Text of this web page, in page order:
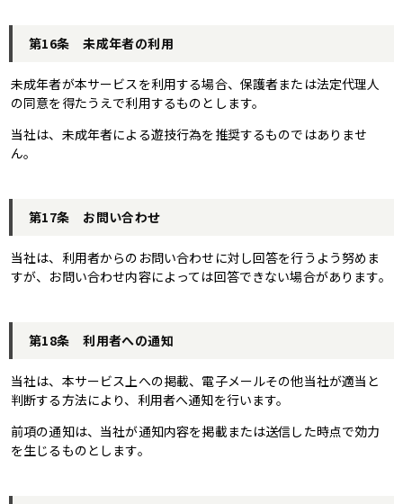
第16条 未成年者の利用
未成年者が本サービスを利用する場合、保護者または法定代理人
の同意を得たうえで利用するものとします。
当社は、未成年者による遊技行為を推奨するものではありませ
ん。
第17条 お問い合わせ
当社は、利用者からのお問い合わせに対し回答を行うよう努めま
すが、お問い合わせ内容によっては回答できない場合があります。
第18条 利用者への通知
当社は、本サービス上への掲載、電子メールその他当社が適当と
判断する方法により、利用者へ通知を行います。
前項の通知は、当社が通知内容を掲載または送信した時点で効力
を生じるものとします。